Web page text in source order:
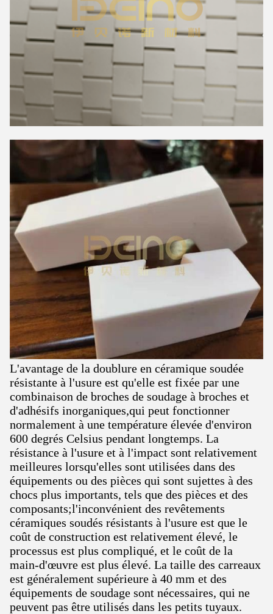
L'avantage de la doublure en céramique soudée
résistante à l'usure est qu'elle est fixée par une
combinaison de broches de soudage à broches et
d'adhésifs inorganiques,qui peut fonctionner
normalement à une température élevée d'environ
600 degrés Celsius pendant longtemps. La
résistance à l'usure et à l'impact sont relativement
meilleures lorsqu'elles sont utilisées dans des
équipements ou des pièces qui sont sujettes à des
chocs plus importants, tels que des pièces et des
composants;l'inconvénient des revêtements
céramiques soudés résistants à l'usure est que le
coût de construction est relativement élevé, le
processus est plus compliqué, et le coût de la
main-d'œuvre est plus élevé. La taille des carreaux
est généralement supérieure à 40 mm et des
équipements de soudage sont nécessaires, qui ne
peuvent pas être utilisés dans les petits tuyaux.